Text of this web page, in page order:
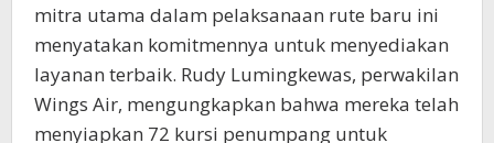
mitra utama dalam pelaksanaan rute baru ini
menyatakan komitmennya untuk menyediakan
layanan terbaik. Rudy Lumingkewas, perwakilan
Wings Air, mengungkapkan bahwa mereka telah
menyiapkan 72 kursi penumpang untuk